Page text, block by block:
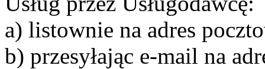
a) listownie na adres
b) przesyłając e-mail na